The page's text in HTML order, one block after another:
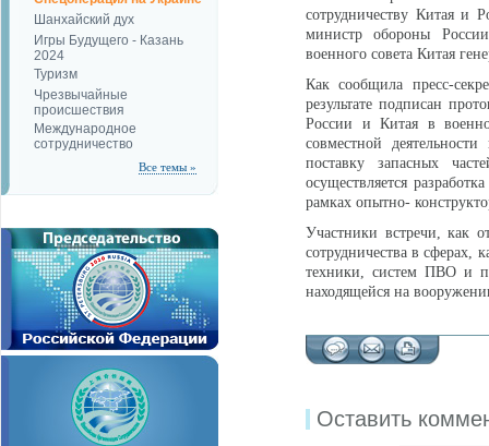
Шанхайский дух
Игры Будущего - Казань
2024
Туризм
Чрезвычайные
происшествия
Международное
сотрудничество
Все темы »
сотрудничеству Китая и
министр обороны
военного совета Китая
Как сообщила пресс-
результате подписан
России и Китая в
совместной
поставку запасных
осуществляется
рамках опытно-
Участники встречи, как
сотрудничества в сферах,
техники, систем ПВО и
находящейся на
Оставить